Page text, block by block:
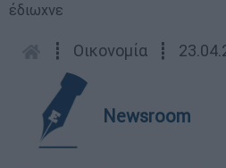
έδιωχνε
┋ Οικονομία ┋
Newsroom